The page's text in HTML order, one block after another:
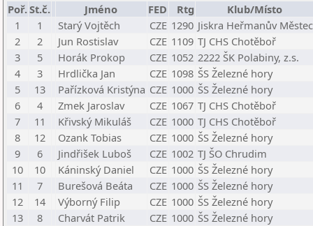
Poř.St.č. Jméno FED Rtg
Klub/Místo
1
1 Starý Vojtěch CZE 1290 Jiskra Heřmanův Městec
2
2 Jun Rostislav CZE 1109 TJ CHS Chotěboř
3
5 Horák Prokop CZE 1052 2222 ŠK Polabiny, z.s.
4
3 Hrdlička Jan CZE 1098 ŠS Železné hory
5
13 Pařízková Kristýna CZE 1000 ŠS Železné hory
6
4 Zmek Jaroslav CZE 1067 TJ CHS Chotěboř
7
11 Křivský Mikuláš CZE 1000 TJ CHS Chotěboř
8
12 Ozank Tobias CZE 1000 ŠS Železné hory
9
6 Jindřišek Luboš CZE 1002 TJ ŠO Chrudim
10
10 Káninský Daniel CZE 1000 ŠS Železné hory
11
7 Burešová Beáta CZE 1000 ŠS Železné hory
12
14 Výborný Filip CZE 1000 ŠS Železné hory
13
8 Charvát Patrik CZE 1000 ŠS Železné hory